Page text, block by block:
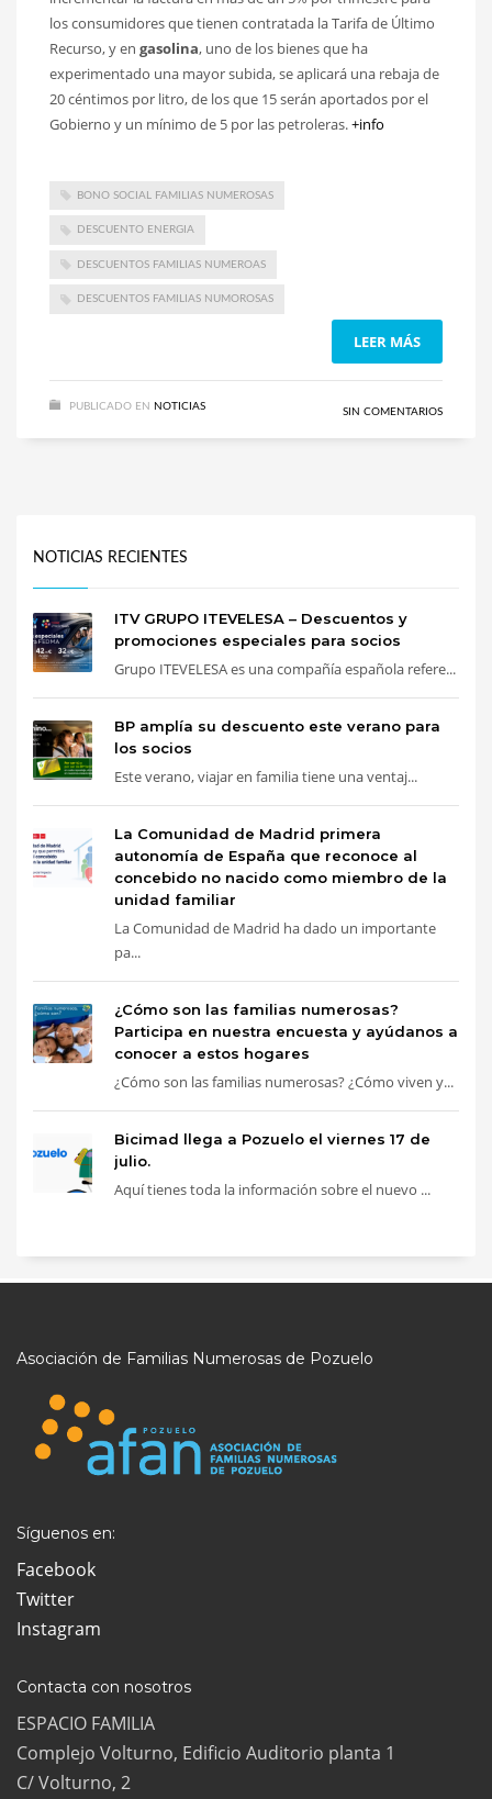
los consumidores que tienen contratada la Tarifa de Último
Recurso, y en gasolina, uno de los bienes que ha
experimentado una mayor subida, se aplicará una rebaja de
20 céntimos por litro, de los que 15 serán aportados por el
Gobierno y un mínimo de 5 por las petroleras.+info
BONO SOCIAL FAMILIAS NUMEROSAS
DESCUENTO ENERGIA
DESCUENTOS FAMILIAS NUMEROAS
DESCUENTOS FAMILIAS NUMOROSAS
LEER MÁS
PUBLICADO EN NOTICIAS SIN COMENTARIOS
NOTICIAS RECIENTES
ITV GRUPO ITEVELESA – Descuentos y
promociones especiales para socios
Grupo ITEVELESA es una compañía española refere...
BP amplía su descuento este verano para
los socios
Este verano, viajar en familia tiene una ventaj...
La Comunidad de Madrid primera
autonomía de España que reconoce al
concebido no nacido como miembro de la
unidad familiar
La Comunidad de Madrid ha dado un importante
pa...
¿Cómo son las familias numerosas?
Participa en nuestra encuesta y ayúdanos a
conocer a estos hogares
¿Cómo son las familias numerosas? ¿Cómo viven y...
Bicimad llega a Pozuelo el viernes 17 de
julio.
Aquí tienes toda la información sobre el nuevo ...
Asociación de Familias Numerosas de Pozuelo
Síguenos en:
Facebook
Twitter
Instagram
Contacta con nosotros
ESPACIO FAMILIA
Complejo Volturno, Edificio Auditorio planta 1
C/ Volturno, 2